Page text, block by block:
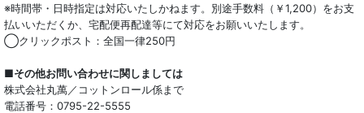
※時間帯・日時指定は対応いたしかねます。別途手数料（￥1,200）をお支
払いいただくか、宅配便再配達等にて対応をお願いいたします。
◯クリックポスト：全国一律250円
■その他お問い合わせに関しましては
株式会社丸萬／コットンロール係まで
電話番号：0795-22-5555